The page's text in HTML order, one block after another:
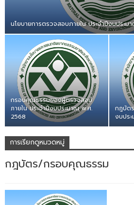
นโยบายการตรวจสอบภายใน ประจำปีงบประ
กรอบคุณธรรมของผู้ตรวจสอบ
ภายใน ประจำปีงบประมาณ พ.ศ.
2568
กฎบัต
งบปร
การเรียกดูหมวดหมู่
กฎบัตร/กรอบคุณธรรม